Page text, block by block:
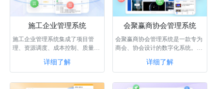
施工企业管理系统
施工企业管理系统集成了项目管
理、资源调度、成本控制、质量管
和协同作业，···详细了解
会聚赢商协会管理系统
会聚赢商协会管理系统是一款专为
商会、协会设计的数字化系统。该
需商机、内···详细了解